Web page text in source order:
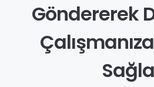
Göndererek